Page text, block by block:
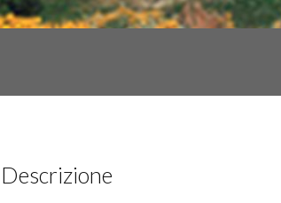
Descrizione